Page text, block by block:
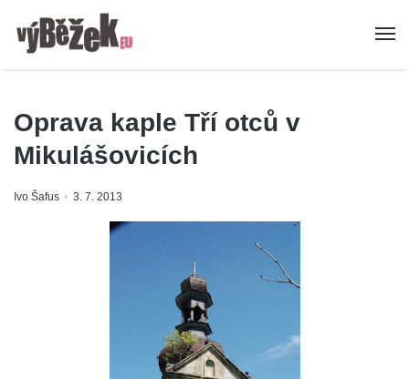
Oprava kaple Tří otců v
Mikulášovicích
Ivo Šafus 3. 7. 2013